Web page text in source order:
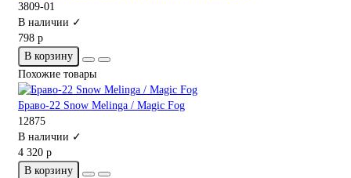
3809-01
В наличии ✓
798 р
В корзину
Похожие товары
Браво-22 Snow Melinga / Magic Fog
12875
В наличии ✓
4 320 р
В корзину